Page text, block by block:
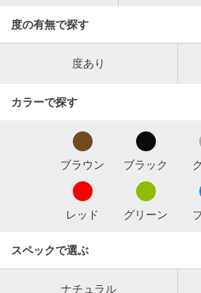
度の有無で探す
度あり
カラーで探す
ブラウン ブラック
レッド グリーン
スペックで選ぶ
ナチュラル